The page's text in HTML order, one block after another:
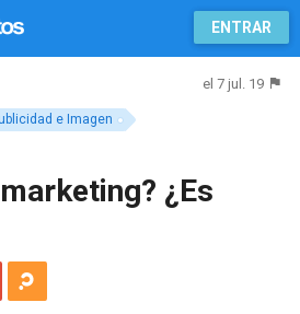
ENTRAR
e Imagen
el 7 jul. 19
¿Es